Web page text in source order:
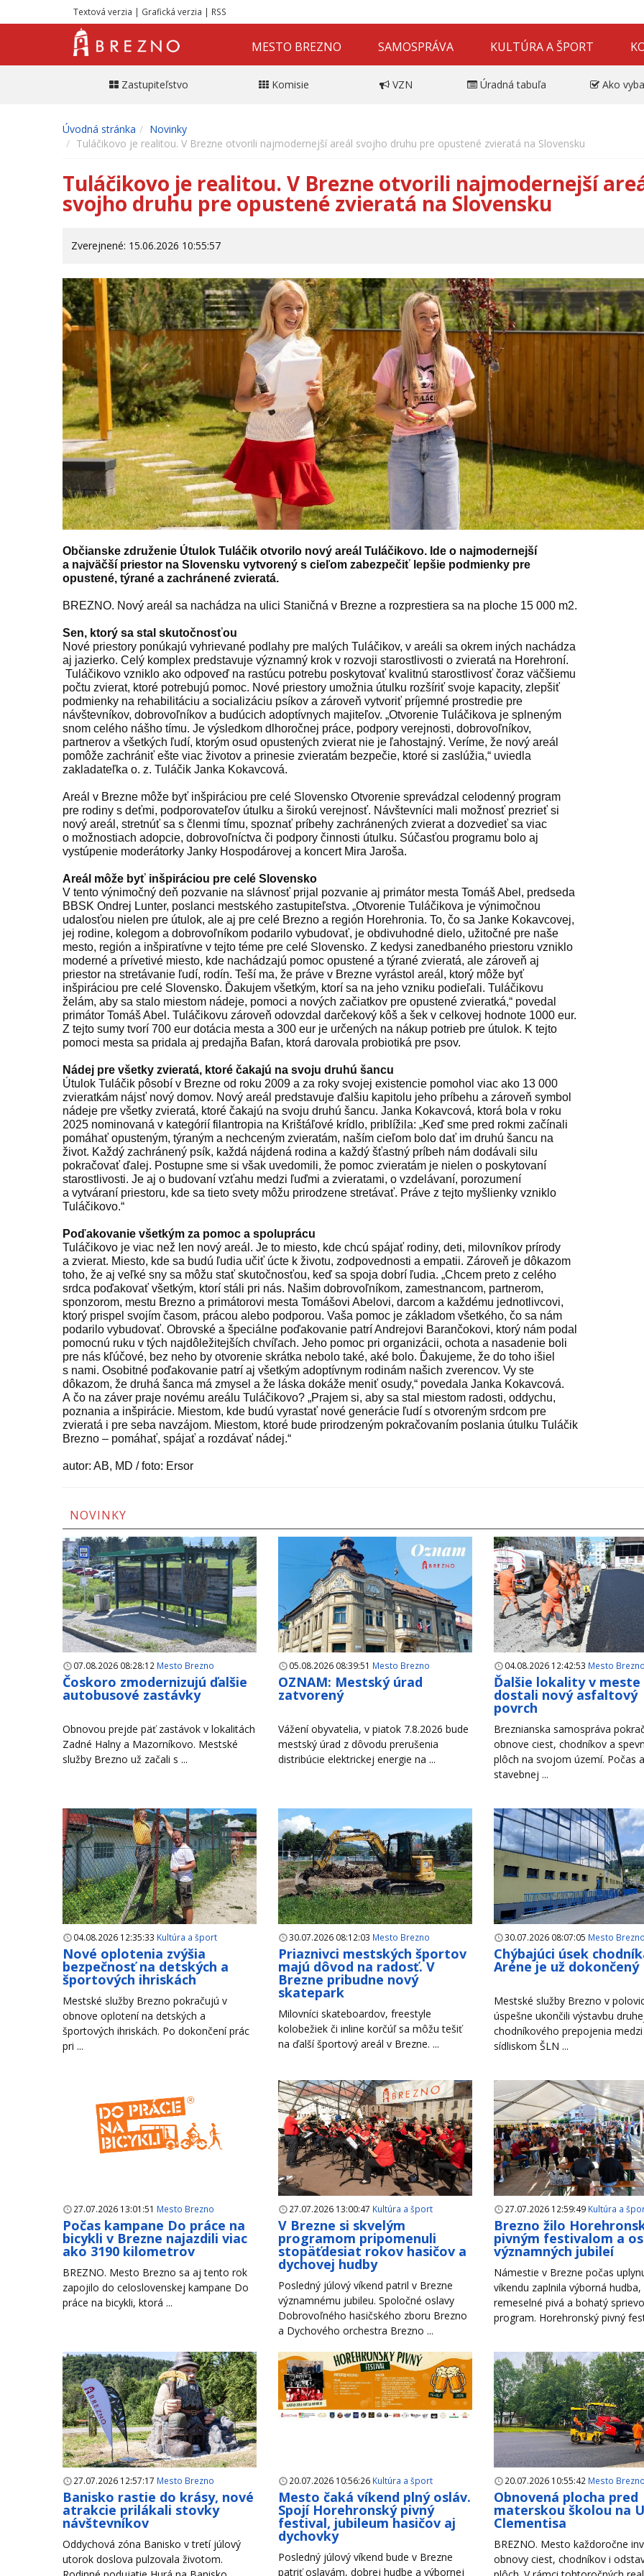
Textová verzia | Grafická verzia | RSS
MESTO BREZNO SAMOSPRÁVA KULTÚRA A ŠPORT
Zastupiteľstvo Komisie VZN Úradná tabuľa Ako
Úvodná stránka
Novinky
Tuláčikovo je realitou. V Brezne otvorili najmodernejší areál svojho druhu pre opustené zvieratá na Slovensku
Tuláčikovo je realitou. V Brezne otvorili najmodernejší
svojho druhu pre opustené zvieratá na Slovensku
Zverejnené: 15.06.2026 10:55:57
Občianske združenie Útulok Tuláčik otvorilo nový areál Tuláčikovo. Ide o najmodernejší
a najväčší priestor na Slovensku vytvorený s cieľom zabezpečiť lepšie podmienky pre
opustené, týrané a zachránené zvieratá.
BREZNO. Nový areál sa nachádza na ulici Staničná v Brezne a rozprestiera sa na ploche 15 000 m2.
Sen, ktorý sa stal skutočnosťou
Nové priestory ponúkajú vyhrievané podlahy pre malých Tuláčikov, v areáli sa okrem iných nachádza
aj jazierko. Celý komplex predstavuje významný krok v rozvoji starostlivosti o zvieratá na Horehroní.
Tuláčikovo vzniklo ako odpoveď na rastúcu potrebu poskytovať kvalitnú starostlivosť čoraz väčšiemu
počtu zvierat, ktoré potrebujú pomoc. Nové priestory umožnia útulku rozšíriť svoje kapacity, zlepšiť
podmienky na rehabilitáciu a socializáciu psíkov a zároveň vytvoriť príjemné prostredie pre
návštevníkov, dobrovoľníkov a budúcich adoptívnych majiteľov. „Otvorenie Tuláčikova je splneným
snom celého nášho tímu. Je výsledkom dlhoročnej práce, podpory verejnosti, dobrovoľníkov,
partnerov a všetkých ľudí, ktorým osud opustených zvierat nie je ľahostajný. Veríme, že nový areál
pomôže zachrániť ešte viac životov a prinesie zvieratám bezpečie, ktoré si zaslúžia,“ uviedla
zakladateľka o. z. Tuláčik Janka Kokavcová.
Areál v Brezne môže byť inšpiráciou pre celé Slovensko Otvorenie sprevádzal celodenný program
pre rodiny s deťmi, podporovateľov útulku a širokú verejnosť. Návštevníci mali možnosť prezrieť si
nový areál, stretnúť sa s členmi tímu, spoznať príbehy zachránených zvierat a dozvedieť sa viac
o možnostiach adopcie, dobrovoľníctva či podpory činnosti útulku. Súčasťou programu bolo aj
vystúpenie moderátorky Janky Hospodárovej a koncert Mira Jaroša.
Areál môže byť inšpiráciou pre celé Slovensko
V tento výnimočný deň pozvanie na slávnosť prijal pozvanie aj primátor mesta Tomáš Abel, predseda
BBSK Ondrej Lunter, poslanci mestského zastupiteľstva. „Otvorenie Tuláčikova je výnimočnou
udalosťou nielen pre útulok, ale aj pre celé Brezno a región Horehronia. To, čo sa Janke Kokavcovej,
jej rodine, kolegom a dobrovoľníkom podarilo vybudovať, je obdivuhodné dielo, užitočné pre naše
mesto, región a inšpiratívne v tejto téme pre celé Slovensko. Z kedysi zanedbaného priestoru vzniklo
moderné a prívetivé miesto, kde nachádzajú pomoc opustené a týrané zvieratá, ale zároveň aj
priestor na stretávanie ľudí, rodín. Teší ma, že práve v Brezne vyrástol areál, ktorý môže byť
inšpiráciou pre celé Slovensko. Ďakujem všetkým, ktorí sa na jeho vzniku podieľali. Tuláčikovu
želám, aby sa stalo miestom nádeje, pomoci a nových začiatkov pre opustené zvieratká,“ povedal
primátor Tomáš Abel. Tuláčikovu zároveň odovzdal darčekový kôš a šek v celkovej hodnote 1000 eur.
Z tejto sumy tvorí 700 eur dotácia mesta a 300 eur je určených na nákup potrieb pre útulok. K tejto
pomoci mesta sa pridala aj predajňa Bafan, ktorá darovala probiotiká pre psov.
Nádej pre všetky zvieratá, ktoré čakajú na svoju druhú šancu
Útulok Tuláčik pôsobí v Brezne od roku 2009 a za roky svojej existencie pomohol viac ako 13 000
zvieratkám nájsť nový domov. Nový areál predstavuje ďalšiu kapitolu jeho príbehu a zároveň symbol
nádeje pre všetky zvieratá, ktoré čakajú na svoju druhú šancu. Janka Kokavcová, ktorá bola v roku
2025 nominovaná v kategórií filantropia na Krištáľové krídlo, priblížila: „Keď sme pred rokmi začínali
pomáhať opusteným, týraným a nechceným zvieratám, naším cieľom bolo dať im druhú šancu na
život. Každý zachránený psík, každá nájdená rodina a každý šťastný príbeh nám dodávali silu
pokračovať ďalej. Postupne sme si však uvedomili, že pomoc zvieratám je nielen o poskytovaní
starostlivosti. Je aj o budovaní vzťahu medzi ľuďmi a zvieratami, o vzdelávaní, porozumení
a vytváraní priestoru, kde sa tieto svety môžu prirodzene stretávať. Práve z tejto myšlienky vzniklo
Tuláčikovo.“
Poďakovanie všetkým za pomoc a spoluprácu
Tuláčikovo je viac než len nový areál. Je to miesto, kde chcú spájať rodiny, deti, milovníkov prírody
a zvierat. Miesto, kde sa budú ľudia učiť úcte k životu, zodpovednosti a empatii. Zároveň je dôkazom
toho, že aj veľké sny sa môžu stať skutočnosťou, keď sa spoja dobrí ľudia. „Chcem preto z celého
srdca poďakovať všetkým, ktorí stáli pri nás. Našim dobrovoľníkom, zamestnancom, partnerom,
sponzorom, mestu Brezno a primátorovi mesta Tomášovi Abelovi, darcom a každému jednotlivcovi,
ktorý prispel svojím časom, prácou alebo podporou. Vaša pomoc je základom všetkého, čo sa nám
podarilo vybudovať. Obrovské a špeciálne poďakovanie patrí Andrejovi Barančokovi, ktorý nám podal
pomocnú ruku v tých najdôležitejších chvíľach. Jeho pomoc pri organizácii, ochota a nasadenie boli
pre nás kľúčové, bez neho by otvorenie skrátka nebolo také, aké bolo. Ďakujeme, že do toho išiel
s nami. Osobitné poďakovanie patrí aj všetkým adoptívnym rodinám našich zverencov. Vy ste
dôkazom, že druhá šanca má zmysel a že láska dokáže meniť osudy,“ povedala Janka Kokavcová.
A čo na záver praje novému areálu Tuláčikovo? „Prajem si, aby sa stal miestom radosti, oddychu,
poznania a inšpirácie. Miestom, kde budú vyrastať nové generácie ľudí s otvoreným srdcom pre
zvieratá i pre seba navzájom. Miestom, ktoré bude prirodzeným pokračovaním poslania útulku Tuláčik
Brezno – pomáhať, spájať a rozdávať nádej.“
autor: AB, MD / foto: Ersor
NOVINKY
07.08.2026 08:28:12 Mesto Brezno
Čoskoro zmodernizujú ďalšie
autobusové zastávky
Obnovou prejde päť zastávok v lokalitách
Zadné Halny a Mazorníkovo. Mestské
služby Brezno už začali s ...
05.08.2026 08:39:51 Mesto Brezno
OZNAM: Mestský úrad
zatvorený
Vážení obyvatelia, v piatok 7.8.2026 bude
mestský úrad z dôvodu prerušenia
distribúcie elektrickej energie na ...
04.08.2026 12:42:53 Mesto
Ďalšie lokality v meste
dostali nový asfaltový
povrch
Breznianska samospráva
obnove ciest, chodníkov a
plôch na svojom území. Počas
stavebnej ...
04.08.2026 12:35:33 Kultúra a šport
Nové oplotenia zvýšia
bezpečnosť na detských a
športových ihriskách
Mestské služby Brezno pokračujú v
obnove oplotení na detských a
športových ihriskách. Po dokončení prác
pri ...
30.07.2026 08:12:03 Mesto Brezno
Priaznivci mestských športov
majú dôvod na radosť. V
Brezne pribudne nový
skatepark
Milovníci skateboardov, freestyle
kolobežiek či inline korčúľ sa môžu tešiť
na ďalší športový areál v Brezne. ...
30.07.2026 08:07:05 Mesto
Chýbajúci úsek
Aréne je už dokončený
Mestské služby Brezno v
úspešne ukončili výstavbu
chodníkového prepojenia medzi
sídliskom ŠLN ...
27.07.2026 13:01:51 Mesto Brezno
Počas kampane Do práce na
bicykli v Brezne najazdili viac
ako 3190 kilometrov
BREZNO. Mesto Brezno sa aj tento rok
zapojilo do celoslovenskej kampane Do
práce na bicykli, ktorá ...
27.07.2026 13:00:47 Kultúra a šport
V Brezne si skvelým
programom pripomenuli
stopäťdesiat rokov hasičov a
dychovej hudby
Posledný júlový víkend patril v Brezne
významnému jubileu. Spoločné oslavy
Dobrovoľného hasičského zboru Brezno
a Dychového orchestra Brezno ...
27.07.2026 12:59:49 Kultúra a
Brezno žilo
pivným festivalom a
významných jubileí
Námestie v Brezne počas
víkendu zaplnila výborná hudba,
remeselné pivá a bohatý
program. Horehronský pivný
27.07.2026 12:57:17 Mesto Brezno
Banisko rastie do krásy, nové
atrakcie prilákali stovky
návštevníkov
Oddychová zóna Banisko v tretí júlový
utorok doslova pulzovala životom.
20.07.2026 10:56:26 Kultúra a šport
Mesto čaká víkend plný osláv.
Spojí Horehronský pivný
festival, jubileum hasičov aj
dychovky
Posledný júlový víkend bude v Brezne
patriť oslavám, dobrej hudbe a výbornej
20.07.2026 10:55:42 Mesto
Obnovená plocha pred
materskou školou na
Clementisa
BREZNO. Mesto každoročne
obnovy ciest, chodníkov i